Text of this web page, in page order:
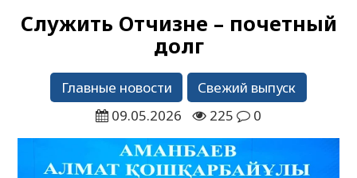
Служить Отчизне – почетный
долг
Главные новости
Свежий выпуск
09.05.2026
225 0